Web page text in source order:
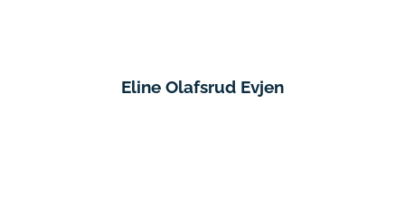
Eline Olafsrud Evjen